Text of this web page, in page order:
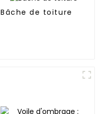
Bâche de toiture